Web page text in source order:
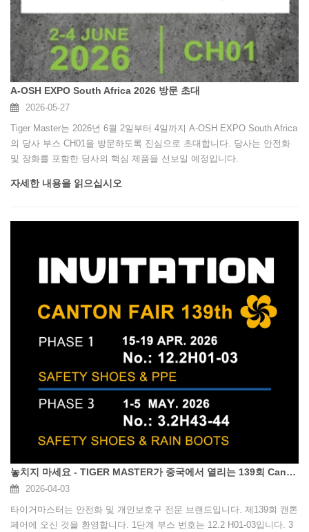
A-OSH EXPO South Africa 2026 방문 초대
2026-05-27
Tiger Master는 2026년 6월 2일부터 4일까지 A-OSH EXPO South Africa
의 당사 부스 CH01을 방문하도록 진심으로 초대합니다. 당사는 안전화
및 장화를 포함한 당사의 핵심 제품을 선보일 예정입니다.
자세한 내용을 읽으십시오
놓치지 마세요 - TIGER MASTER가 중국에서 열리는 139회 Canton Fair 2026에 여러분을 초대합니다.
2026-04-03
타이거마스터는 안전화 및 개인보호구 전문 브랜드입니다. 제139회 캔톤
페어에 오신 것을 환영합니다. 1단계 부스 번호는 12.2 H01-03입니다. 3